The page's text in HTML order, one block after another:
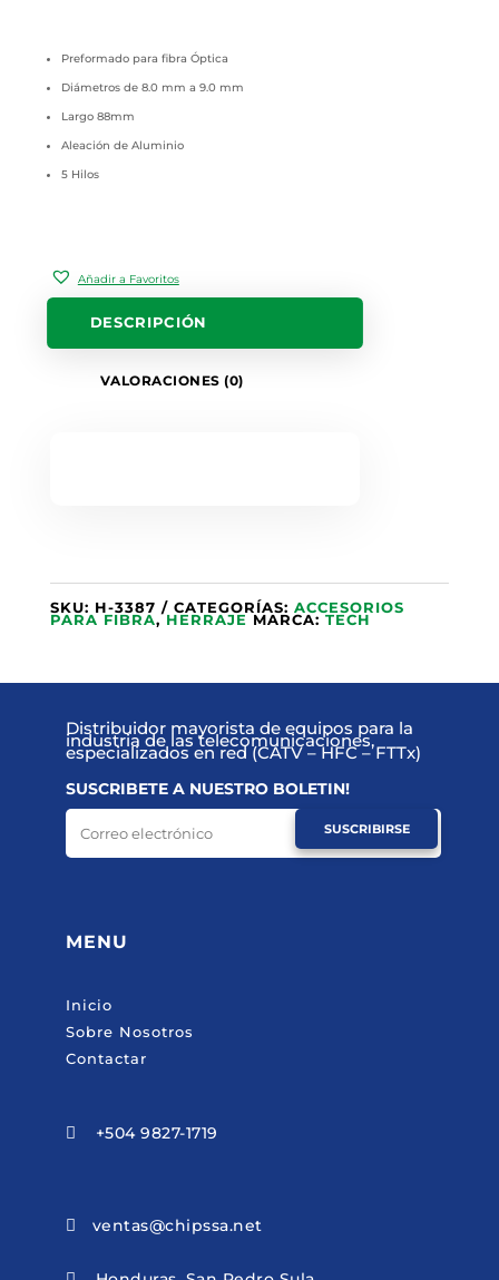
Preformado para fibra Óptica
Diámetros de 8.0 mm a 9.0 mm
Largo 88mm
Aleación de Aluminio
5 Hilos
Añadir a Favoritos
DESCRIPCIÓN
VALORACIONES (0)
SKU: H-3387 CATEGORÍAS: ACCESORIOS
PARA FIBRA,HERRAJE MARCA:TECH
Distribuidor mayorista de equipos para la
industria de las telecomunicaciones,
especializados en red (CATV – HFC – FTTx)
SUSCRIBETE A NUESTRO BOLETIN!
SUSCRIBIRSE
MENU
Inicio
Sobre Nosotros
Contactar
 +504 9827-1719
 ventas@chipssa.net